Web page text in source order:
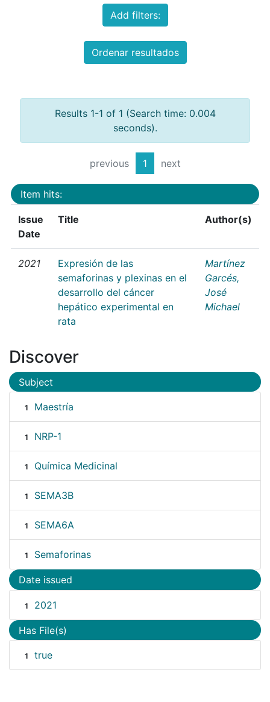
Add filters:
Ordenar resultados
Results 1-1 of 1 (Search time: 0.004
seconds).
previous 1 next
Item hits:
Issue
Date
Title Author(s)
2021
Expresión de las
semaforinas y plexinas en el
desarrollo del cáncer
hepático experimental en
rata
Martínez
Garcés,
José
Michael
Discover
Subject
1 Maestría
1 NRP-1
1 Química Medicinal
1 SEMA3B
1 SEMA6A
1 Semaforinas
Date issued
1 2021
Has File(s)
1 true